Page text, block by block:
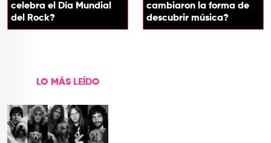
celebra el Día Mundial
del Rock?
cambiaron la forma de
descubrir música?
LO MÁS LEÍDO